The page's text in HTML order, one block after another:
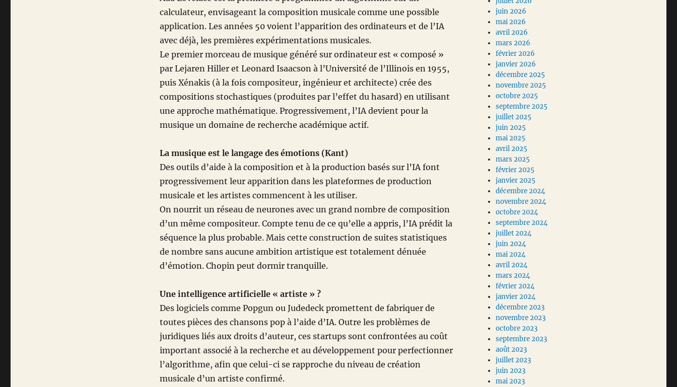
calculateur, envisageant la composition musicale comme une possible
application. Les années 50 voient l’apparition des ordinateurs et de l’IA
avec déjà, les premières expérimentations musicales.
Le premier morceau de musique généré sur ordinateur est « composé »
par Lejaren Hiller et Leonard Isaacson à l’Université de l’Illinois en 1955,
puis Xénakis (à la fois compositeur, ingénieur et architecte) crée des
compositions stochastiques (produites par l’effet du hasard) en utilisant
une approche mathématique. Progressivement, l’IA devient pour la
musique un domaine de recherche académique actif.
La musique est le langage des émotions (Kant)
Des outils d’aide à la composition et à la production basés sur l’IA font
progressivement leur apparition dans les plateformes de production
musicale et les artistes commencent à les utiliser.
On nourrit un réseau de neurones avec un grand nombre de composition
d’un même compositeur. Compte tenu de ce qu’elle a appris, l’IA prédit la
séquence la plus probable. Mais cette construction de suites statistiques
de nombre sans aucune ambition artistique est totalement dénuée
d’émotion. Chopin peut dormir tranquille.
Une intelligence artificielle « artiste » ?
Des logiciels comme Popgun ou Judedeck promettent de fabriquer de
toutes pièces des chansons pop à l’aide d’IA. Outre les problèmes de
juridiques liés aux droits d’auteur, ces startups sont confrontées au coût
important associé à la recherche et au développement pour perfectionner
l’algorithme, afin que celui-ci se rapproche du niveau de création
musicale d’un artiste confirmé.
juin 2026
mai 2026
avril 2026
mars 2026
février 2026
janvier 2026
décembre 2025
novembre 2025
octobre 2025
septembre 2025
juillet 2025
juin 2025
mai 2025
avril 2025
mars 2025
février 2025
janvier 2025
décembre 2024
novembre 2024
octobre 2024
septembre 2024
juillet 2024
juin 2024
mai 2024
avril 2024
mars 2024
février 2024
janvier 2024
décembre 2023
novembre 2023
octobre 2023
septembre 2023
août 2023
juillet 2023
juin 2023
mai 2023